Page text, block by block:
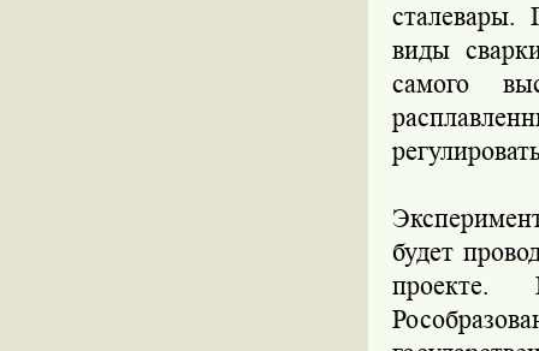
сталевары.
виды
самого
будет
проекте.